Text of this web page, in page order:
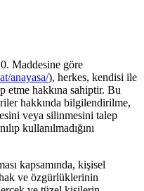
Maddesine göre
anayasa/), herkes, kendisi ile
etme hakkına sahiptir. Bu
hakkında bilgilendirilme,
veya silinmesini talep
kullanılmadığını
kapsamında, kişisel
ve özgürlüklerinin